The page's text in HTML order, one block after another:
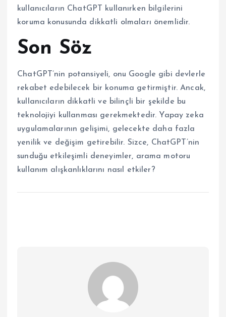
kullanıcıların ChatGPT kullanırken bilgilerini
koruma konusunda dikkatli olmaları önemlidir.
Son Söz
ChatGPT’nin potansiyeli, onu Google gibi devlerle
rekabet edebilecek bir konuma getirmiştir. Ancak,
kullanıcıların dikkatli ve bilinçli bir şekilde bu
teknolojiyi kullanması gerekmektedir. Yapay zeka
uygulamalarının gelişimi, gelecekte daha fazla
yenilik ve değişim getirebilir. Sizce, ChatGPT’nin
sunduğu etkileşimli deneyimler, arama motoru
kullanım alışkanlıklarını nasıl etkiler?